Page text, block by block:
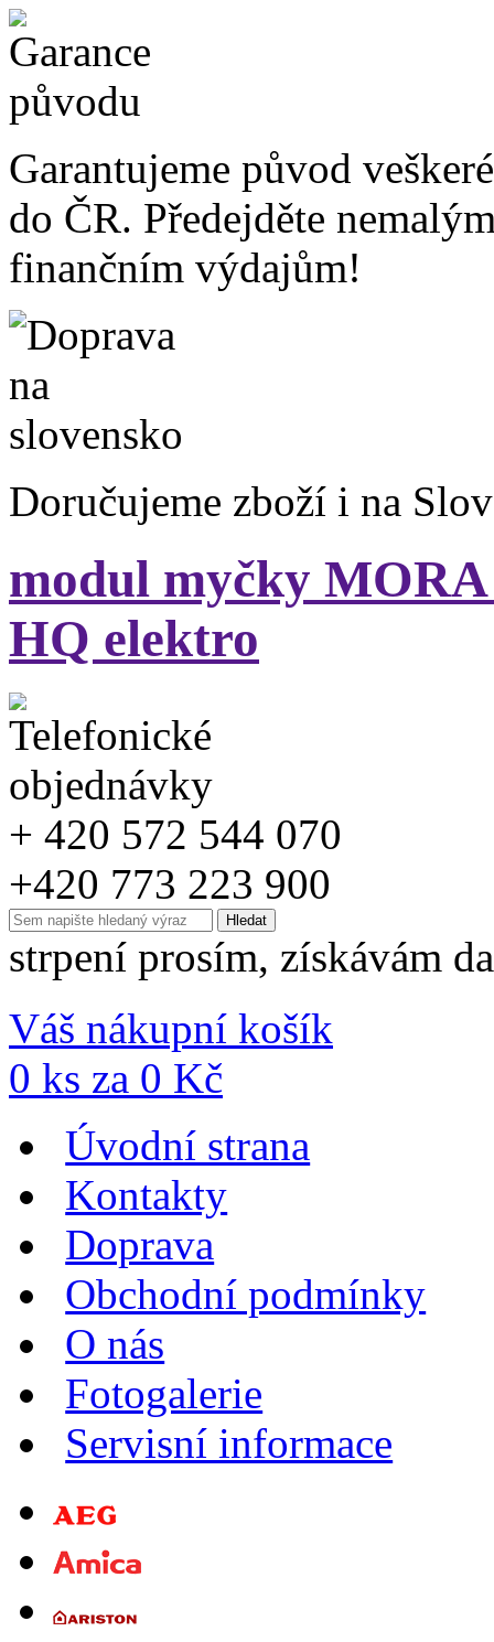
Garantujeme původ
do ČR. Předejděte
finančním výdajům!
Doručujeme zboží i na
modul myčky
HQ elektro
+ 420 572 544 070
+420 773 223 900
strpení prosím, získávám
Váš nákupní košík
0 ks za 0 Kč
Úvodní strana
Kontakty
Doprava
Obchodní podmínky
O nás
Fotogalerie
Servisní informace